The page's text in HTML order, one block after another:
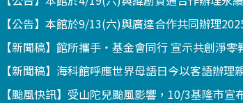
【公告】本館於9/13(六)與廣達合作共同辦理
【新聞稿】館所攜手‧基金會同行 宣示共創淨零
【新聞稿】海科館呼應世界母語日今以客語辦
【颱風快訊】受山陀兒颱風影響，10/3基隆市